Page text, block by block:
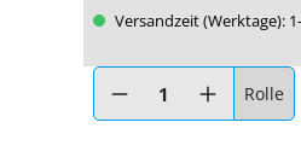
Versandzeit (Werktage):
Produkt Anzahl: Gib den
Rolle